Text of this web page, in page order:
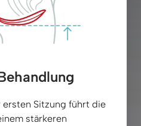
ersten Sitzung führt